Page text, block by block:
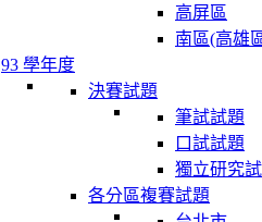
高屏區
南區(高雄
93 學年度
決賽試題
筆試試題
口試試題
獨立研究
各分區複賽試題